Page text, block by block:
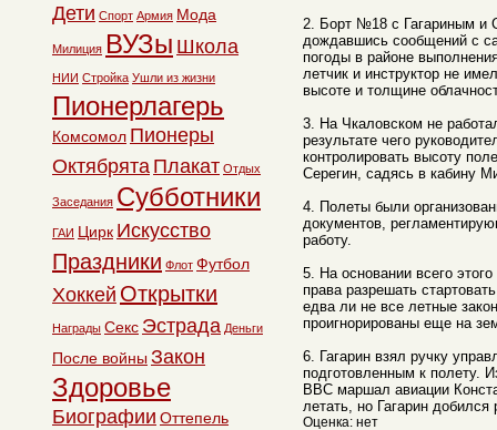
2. Борт №18 с Гагариным и
дождавшись сообщений с
погоды в районе
летчик и инструктор не
высоте и толщине
3. На Чкаловском не
результате чего
контролировать высоту
Серегин, садясь в кабину
4. Полеты были
документов,
работу.
5. На основании всего
права разрешать
едва ли не все летные
проигнорированы еще на
6. Гагарин взял ручку
подготовленным к полету.
ВВС маршал авиации
летать, но Гагарин добился
Оценка: нет
Дети Спорт Армия Мода
Милиция ВУЗы Школа
НИИ Стройка Ушли из жизни
Пионерлагерь
Комсомол Пионеры
Октябрята Плакат Отдых
Заседания Субботники
ГАИ Цирк Искусство
Праздники Флот Футбол
Хоккей Открытки
Награды Секс Эстрада Деньги
После войны Закон
Здоровье
Биографии Оттепель